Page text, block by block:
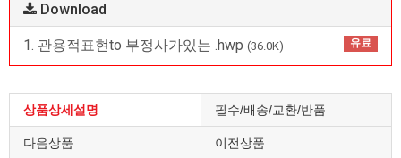
Download
1. 관용적표현to 부정사가있는 .hwp (36.0K) 유료
상품상세설명 필수/배송/교환/반품
다음상품 이전상품